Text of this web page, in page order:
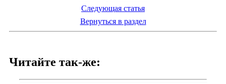
Следующая статья
Вернуться в раздел
Читайте так-же: